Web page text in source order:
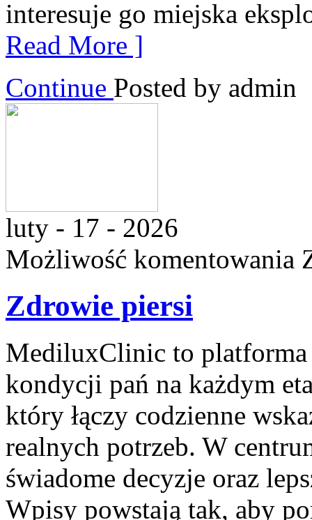
interesuje go miejska
Read More ]
Continue Posted by admin
luty - 17 - 2026
Możliwość komentowania
Zdrowie piersi
MediluxClinic to platforma
kondycji pań na każdym
który łączy codzienne
realnych potrzeb. W
świadome decyzje oraz
Wpisy powstają tak, aby